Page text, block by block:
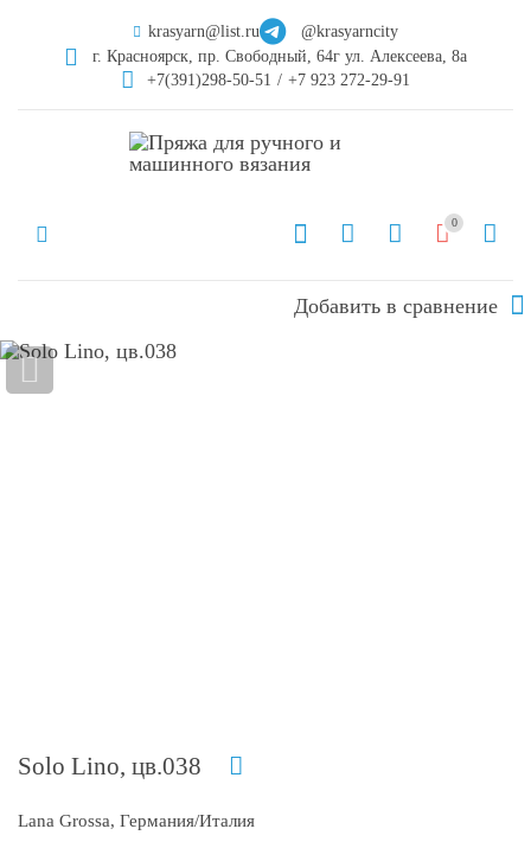
krasyarn@list.ru
@krasyarncity
г. Красноярск, пр. Свободный, 64г ул. Алексеева, 8а
+7(391)298-50-51 / +7 923 272-29-91
0
Добавить в сравнение
Solo Lino, цв.038
Lana Grossa, Германия/Италия